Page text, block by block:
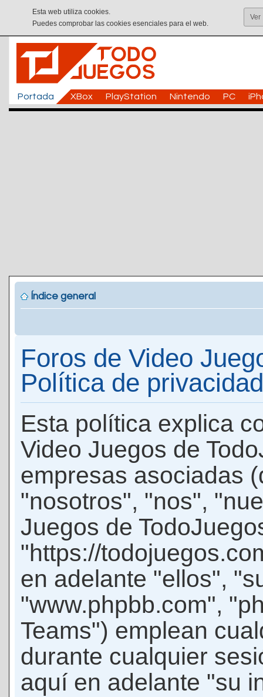
Esta web utiliza cookies.
Puedes comprobar las cookies esenciales para el web.
Ver
Portada XBox PlayStation Nintendo PC
Índice general
Foros de Video
Política de privacidad
Esta política explica
Video Juegos de
empresas asociadas
"nosotros", "nos",
Juegos de
"https://
en adelante "ellos",
"www.phpbb.com",
Teams") emplean
durante cualquier
aquí en adelante "su